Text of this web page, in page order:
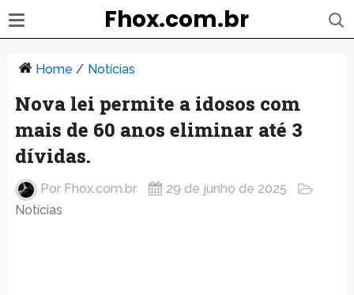
Fhox.com.br
Home / Notícias
Nova lei permite a idosos com
mais de 60 anos eliminar até 3
dívidas.
Por Fhox.com.br
29 de junho de 2025
Notícias